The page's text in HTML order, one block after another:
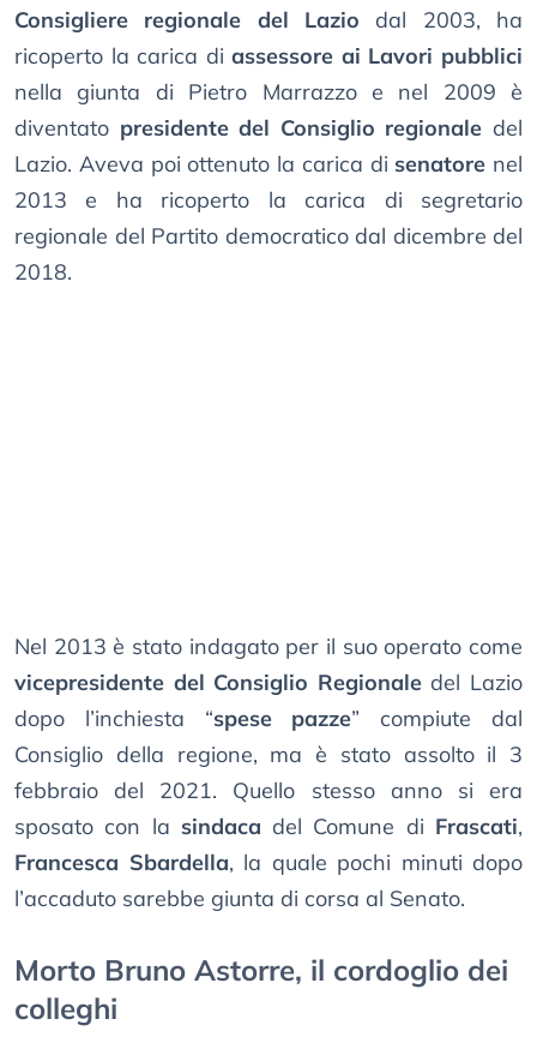
Consigliere regionale del Lazio dal 2003, ha
ricoperto la carica diassessore ai Lavori pubblici
nella giunta di Pietro Marrazzo e nel 2009 è
diventato presidente del Consiglio regionale del
Lazio. Aveva poi ottenuto la carica di senatore nel
2013 e ha ricoperto la carica di segretario
regionale del Partito democratico dal dicembre del
2018.
Nel 2013 è stato indagato per il suo operato come
vicepresidente del Consiglio Regionaledel Lazio
dopo l’inchiesta “spese pazze” compiute dal
Consiglio della regione, ma è stato assolto il 3
febbraio del 2021. Quello stesso anno si era
sposato con la sindaca del Comune di Frascati,
Francesca Sbardella, la quale pochi minuti dopo
l’accaduto sarebbe giunta di corsa al Senato.
Morto Bruno Astorre, il cordoglio dei
colleghi